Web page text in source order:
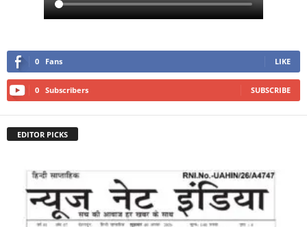
0 Fans LIKE
0 Subscribers SUBSCRIBE
EDITOR PICKS